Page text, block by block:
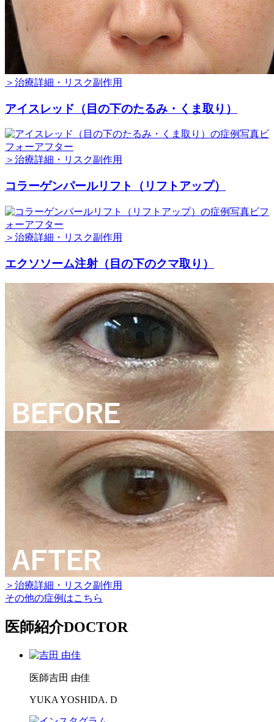
＞治療詳細・リスク副作用
アイスレッド（目の下のたるみ・くま取り）
＞治療詳細・リスク副作用
コラーゲンパールリフト（リフトアップ）
＞治療詳細・リスク副作用
エクソソーム注射（目の下のクマ取り）
＞治療詳細・リスク副作用
その他の症例はこちら
医師紹介DOCTOR
医師吉田 由佳
YUKA YOSHIDA. D